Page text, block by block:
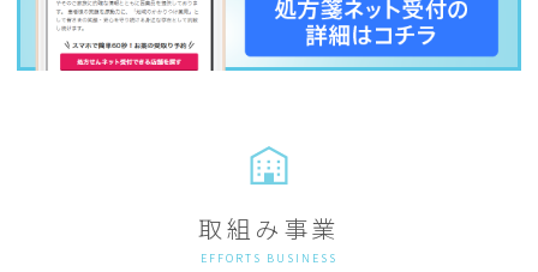
取組み事業
EFFORTS BUSINESS